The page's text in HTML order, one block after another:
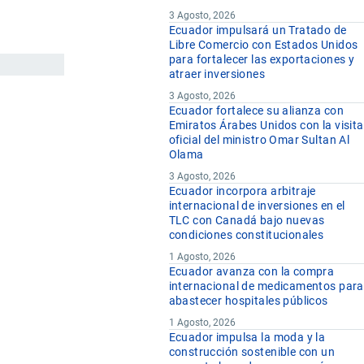
3 Agosto, 2026
Ecuador impulsará un Tratado de
Libre Comercio con Estados Unidos
para fortalecer las exportaciones y
atraer inversiones
3 Agosto, 2026
Ecuador fortalece su alianza con
Emiratos Árabes Unidos con la visita
oficial del ministro Omar Sultan Al
Olama
3 Agosto, 2026
Ecuador incorpora arbitraje
internacional de inversiones en el
TLC con Canadá bajo nuevas
condiciones constitucionales
1 Agosto, 2026
Ecuador avanza con la compra
internacional de medicamentos para
abastecer hospitales públicos
1 Agosto, 2026
Ecuador impulsa la moda y la
construcción sostenible con un